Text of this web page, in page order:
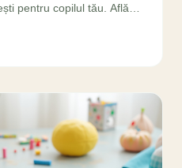
pentru copilul tău. Află